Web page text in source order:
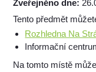
Zveřejněno dne:
Tento předmět
Rozhledna Na
Informační
Na tomto místě